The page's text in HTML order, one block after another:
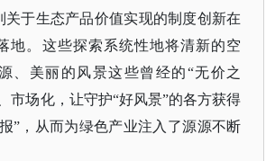
关于生态产品价值实现的制度创新在
地。这些探索系统性地将清新的空
、美丽的风景这些曾经的“无价之
市场化，让守护“好风景”的各方获得
”，从而为绿色产业注入了源源不断